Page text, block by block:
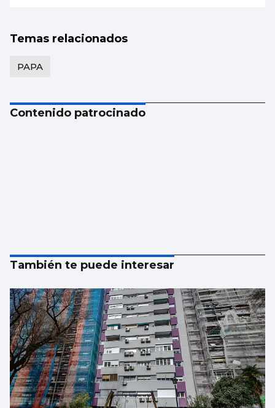
Temas relacionados
PAPA
Contenido patrocinado
También te puede interesar